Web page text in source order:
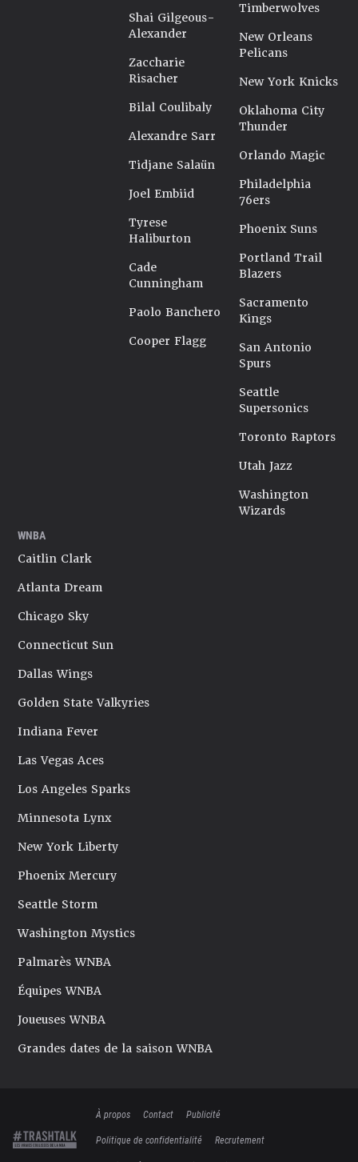
Shai Gilgeous-
Alexander
Zaccharie
Risacher
Bilal Coulibaly
Alexandre Sarr
Tidjane Salaün
Joel Embiid
Tyrese
Haliburton
Cade
Cunningham
Paolo Banchero
Cooper Flagg
Timberwolves
New Orleans
Pelicans
New York Knicks
Oklahoma City
Thunder
Orlando Magic
Philadelphia
76ers
Phoenix Suns
Portland Trail
Blazers
Sacramento
Kings
San Antonio
Spurs
Seattle
Supersonics
Toronto Raptors
Utah Jazz
Washington
Wizards
WNBA
Caitlin Clark
Atlanta Dream
Chicago Sky
Connecticut Sun
Dallas Wings
Golden State Valkyries
Indiana Fever
Las Vegas Aces
Los Angeles Sparks
Minnesota Lynx
New York Liberty
Phoenix Mercury
Seattle Storm
Washington Mystics
Palmarès WNBA
Équipes WNBA
Joueuses WNBA
Grandes dates de la saison WNBA
À propos Contact
Publicité
Politique de confidentialité
Recrutement